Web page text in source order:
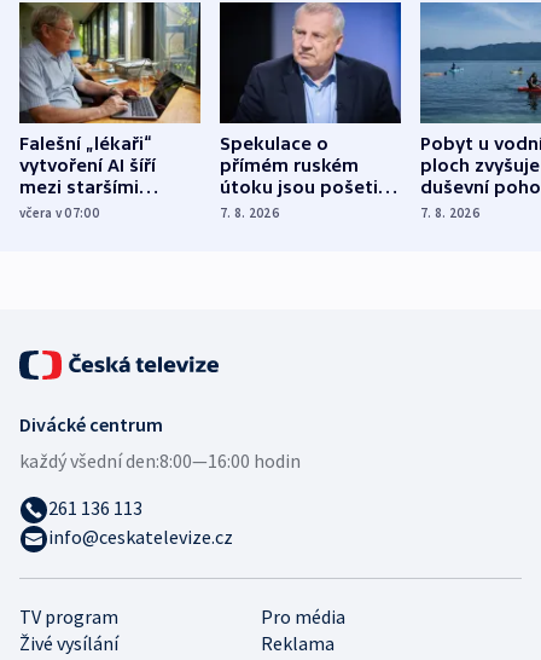
Falešní „lékaři“
vytvoření AI šíří
mezi staršími
Poláky nebezpečné
včera v 07:00
Spekulace o
přímém ruském
útoku jsou pošetilé,
míní estonský
7. 8. 2026
Pobyt u
ploch zvyšuje
duševní
ukázala
7. 8. 2026
TV program
Pro média
Živé vysílání
Reklama
Divácké centrum
každý všední den:8:00—16:00 hodin
261 136 113
info@ceskatelevize.cz